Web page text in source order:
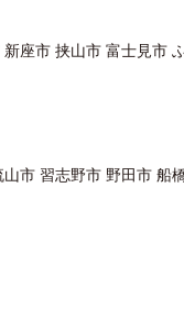
座市 挟山市 富士見市
市 習志野市 野田市 船